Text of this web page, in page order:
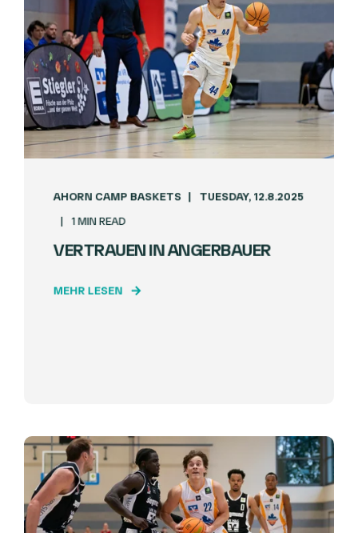
AHORN CAMP BASKETS TUESDAY, 12.8.2025
1 MIN READ
VERTRAUEN IN ANGERBAUER
MEHR LESEN